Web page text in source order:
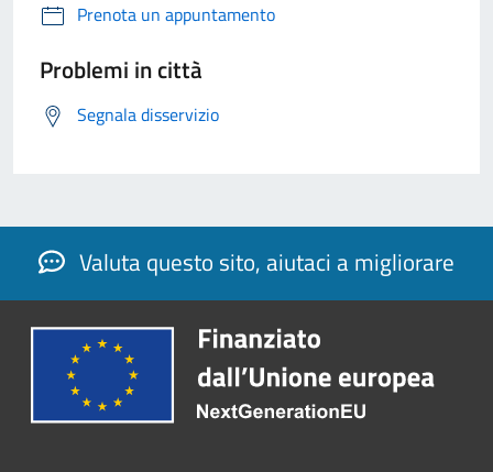
Prenota un appuntamento
Problemi in città
Segnala disservizio
Valuta questo sito, aiutaci a migliorare